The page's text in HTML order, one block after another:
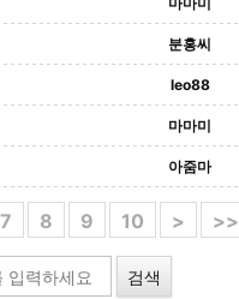
분홍씨
leo88
마마미
아줌마
7 8 9 10 > >>